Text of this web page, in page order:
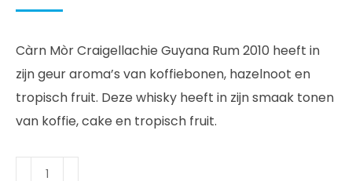
Càrn Mòr Craigellachie Guyana Rum 2010 heeft in
zijn geur aroma’s van koffiebonen, hazelnoot en
tropisch fruit. Deze whisky heeft in zijn smaak tonen
van koffie, cake en tropisch fruit.